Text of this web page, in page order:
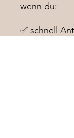
wenn du:
✅ schnell